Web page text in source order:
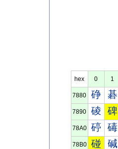
hex 0 1
7880 碀 碁
7890 碐 碑
78A0 碠 碡
78B0 碰 碱